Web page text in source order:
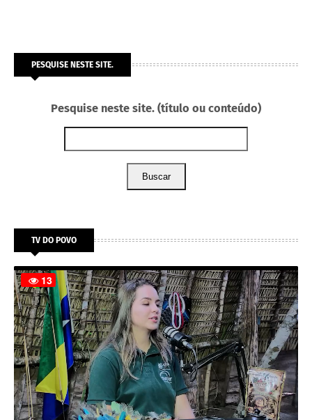
PESQUISE NESTE SITE.
Pesquise neste site. (título ou conteúdo)
Buscar
TV DO POVO